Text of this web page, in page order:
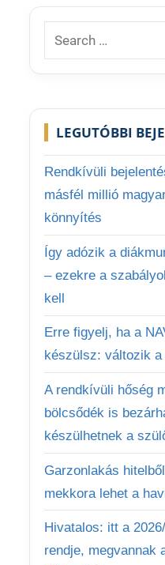
Search
for:
LEGUTÓBBI
Rendkívüli
másfél millió
könnyítés
Így adózik a
– ezekre a
kell
Erre figyelj, ha a
készülsz: változik
A rendkívüli hőség
bölcsődék is
készülhetnek a
Garzonlakás
mekkora lehet a
Hivatalos: itt a
rendje, megvannak